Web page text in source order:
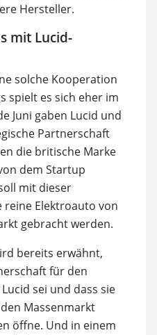
Hersteller.
mit Lucid-
solche Kooperation
spielt es sich eher im
Juni gaben Lucid und
Partnerschaft
die britische Marke
dem Startup
mit dieser
Elektroauto von
gebracht werden.
bereits erwähnt,
für den
sei und dass sie
Massenmarkt
öffne. Und in einem